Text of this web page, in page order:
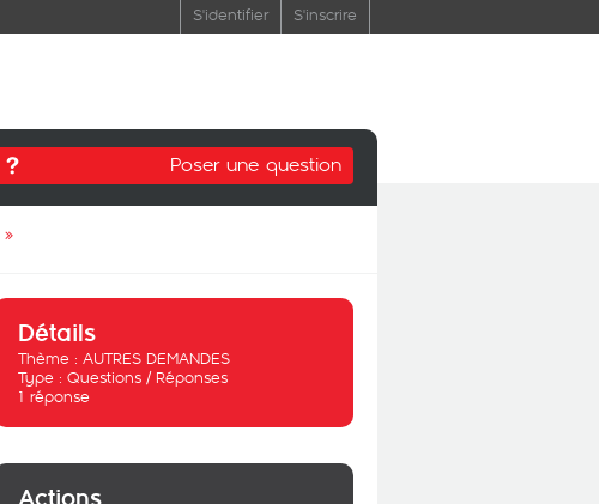
S'identifier S'inscrire
Poser une question
»
Détails
Thème : AUTRES DEMANDES
Type : Questions / Réponses
1 réponse